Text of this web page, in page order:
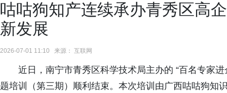
咕咕狗知产连续承办青秀区高
新发展
2026-07-01 11:10 来源： 互联网
近日，南宁市青秀区科学技术局主办的 “百名专家
题培训（第三期）顺利结束。本次培训由广西咕咕狗知